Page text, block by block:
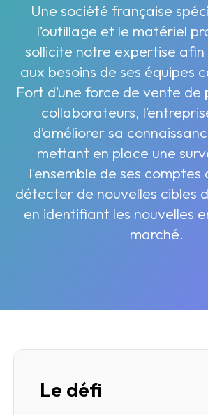
Une société française
l’outillage et le matériel
sollicite notre expertise
aux besoins de ses équipes
Fort d’une force de vente
collaborateurs,
d’améliorer sa
mettant en place une
l'ensemble de ses comptes
détecter de nouvelles cibles
en identifiant les nouvelles
marché.
Le défi